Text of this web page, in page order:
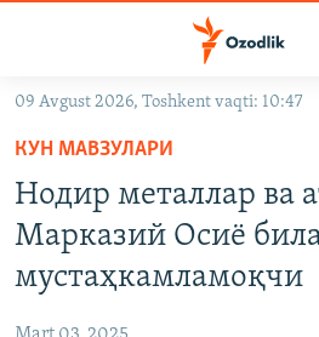
Асосий
навигацияга
ўтинг
Қидиришга
ўтинг
OZODARXIV
На русском
09 Avgust 2026, Toshkent vaqti: 10:47
КУН МАВЗУЛАРИ
Нодир металлар ва
Марказий Осиё
мустаҳкамламоқчи